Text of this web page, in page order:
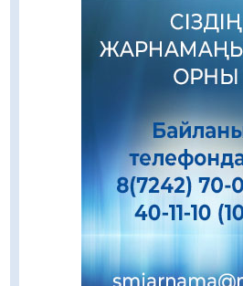
Даналықтың шырағданы,
Кенеге қарсы
жүргізілуде
07.08.2026
Балалардың жазғы
қауіпсіздік – тұрақты
07.08.2026